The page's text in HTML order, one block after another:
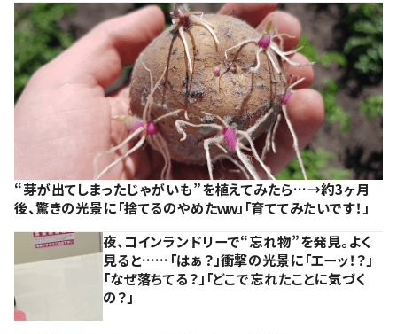
“芽が出てしまったじゃがいも”を植えてみたら…→約3ヶ月
後、驚きの光景に「捨てるのやめたｗｗ」「育ててみたいです！」
夜、コインランドリーで“忘れ物”を発見。よく
見ると……「はぁ？」衝撃の光景に「エーッ！？」
「なぜ落ちてる？」「どこで忘れたことに気づく
の？」